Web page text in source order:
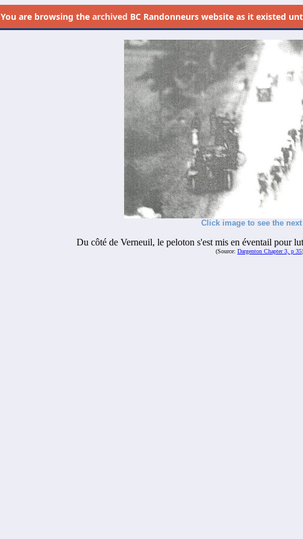
You are browsing the archived BC Randonneurs website as it existed
Click image to see the
Du côté de Verneuil, le peloton s'est mis en éventail pour
(Source: Dargenton Chapter 3, p 35)